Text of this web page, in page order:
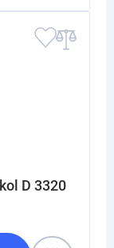
D 3320